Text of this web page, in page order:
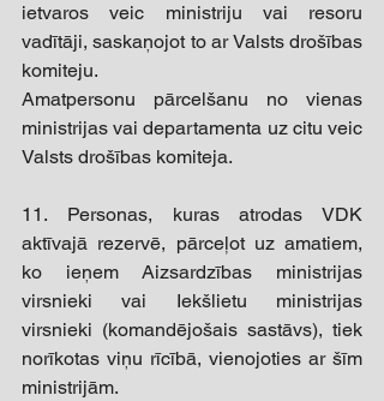
ietvaros veic ministriju vai resoru
vadītāji, saskaņojot to ar Valsts drošības
komiteju.
Amatpersonu pārcelšanu no vienas
ministrijas vai departamenta uz citu veic
Valsts drošības komiteja.
11. Personas, kuras atrodas VDK
aktīvajā rezervē, pārceļot uz amatiem,
ko ieņem Aizsardzības ministrijas
virsnieki vai Iekšlietu ministrijas
virsnieki (komandējošais sastāvs), tiek
norīkotas viņu rīcībā, vienojoties ar šīm
ministrijām.